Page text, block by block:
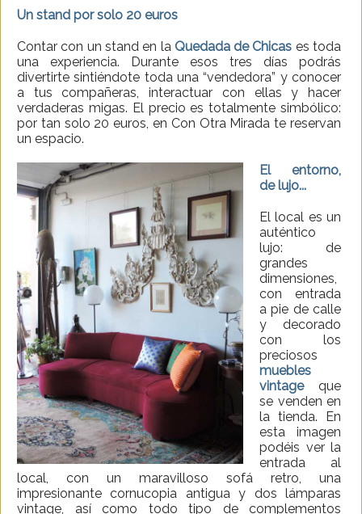
Un stand por solo 20 euros
Contar con un stand en la Quedada de Chicas es toda
una experiencia. Durante esos tres días podrás
divertirte sintiéndote toda una “vendedora” y conocer
a tus compañeras, interactuar con ellas y hacer
verdaderas migas. El precio es totalmente simbólico:
por tan solo 20 euros, en Con Otra Mirada te reservan
un espacio.
El entorno,
de lujo...
El local es un
auténtico
lujo: de
grandes
dimensiones,
con entrada
a pie de calle
y decorado
con los
preciosos
muebles
vintageque
se venden en
la tienda. En
esta imagen
podéis ver la
entrada al
local, con un maravilloso sofá retro, una
impresionante cornucopia antigua y dos lámparas
vintage, así como todo tipo de complementos